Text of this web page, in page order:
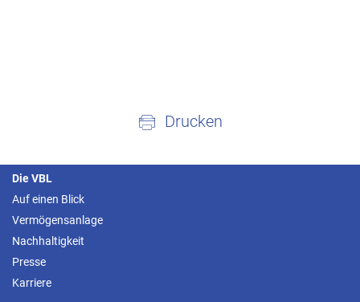
Drucken
Die VBL
Auf einen Blick
Vermögensanlage
Nachhaltigkeit
Presse
Karriere